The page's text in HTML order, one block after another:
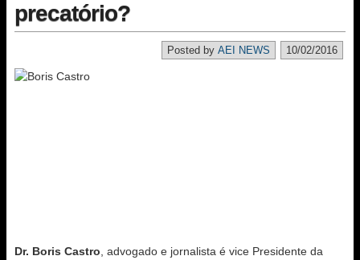
precatório?
10/02/2016
Posted by AEI NEWS
Dr. Boris Castro , advogado e jornalista é vice Presidente da